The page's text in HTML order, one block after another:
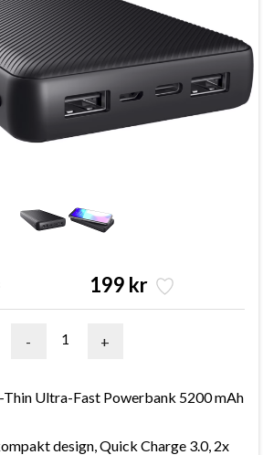
199 kr
- +
Ultra-Fast Powerbank 5200 mAh
design, Quick Charge 3.0, 2x